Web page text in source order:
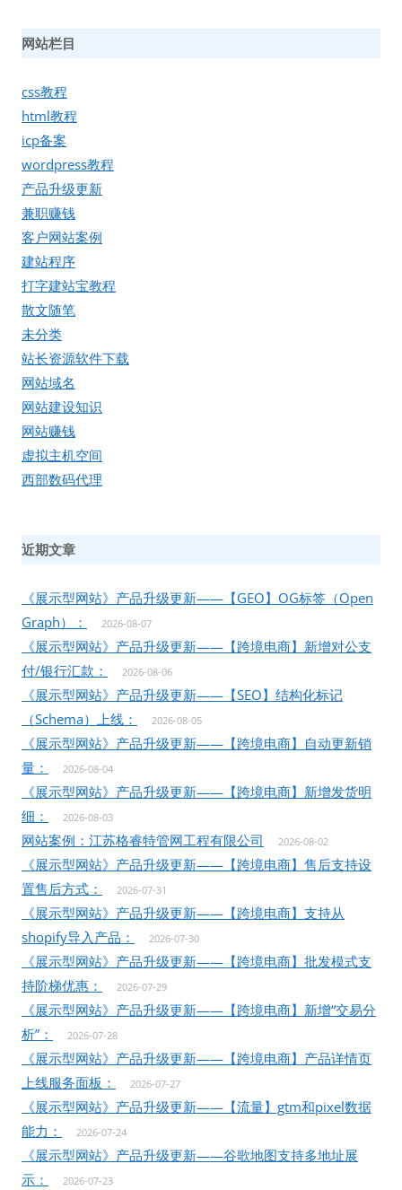
网站栏目
css教程
html教程
icp备案
wordpress教程
产品升级更新
兼职赚钱
客户网站案例
建站程序
打字建站宝教程
散文随笔
未分类
站长资源软件下载
网站域名
网站建设知识
网站赚钱
虚拟主机空间
西部数码代理
近期文章
《展示型网站》产品升级更新——【GEO】OG标签（Open
Graph）：
2026-08-07
《展示型网站》产品升级更新——【跨境电商】新增对公支
付/银行汇款：
2026-08-06
《展示型网站》产品升级更新——【SEO】结构化标记
（Schema）上线：
2026-08-05
《展示型网站》产品升级更新——【跨境电商】自动更新销
量：
2026-08-04
《展示型网站》产品升级更新——【跨境电商】新增发货明
细：
2026-08-03
网站案例：江苏格睿特管网工程有限公司 2026-08-02
《展示型网站》产品升级更新——【跨境电商】售后支持设
置售后方式：
2026-07-31
《展示型网站》产品升级更新——【跨境电商】支持从
shopify导入产品：
2026-07-30
《展示型网站》产品升级更新——【跨境电商】批发模式支
持阶梯优惠：
2026-07-29
《展示型网站》产品升级更新——【跨境电商】新增“交易分
析”：
2026-07-28
《展示型网站》产品升级更新——【跨境电商】产品详情页
上线服务面板：
2026-07-27
《展示型网站》产品升级更新——【流量】gtm和pixel数据
能力：
2026-07-24
《展示型网站》产品升级更新——谷歌地图支持多地址展
示：
2026-07-23